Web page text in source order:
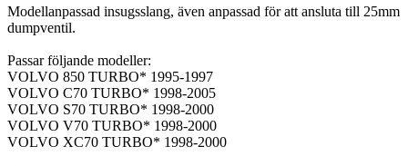
Modellanpassad insugsslang, även anpassad för att ansluta till 25mm
dumpventil.
Passar följande modeller:
VOLVO 850 TURBO* 1995-1997
VOLVO C70 TURBO* 1998-2005
VOLVO S70 TURBO* 1998-2000
VOLVO V70 TURBO* 1998-2000
VOLVO XC70 TURBO* 1998-2000